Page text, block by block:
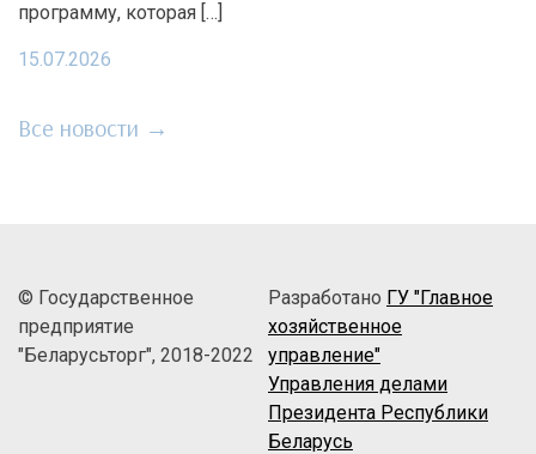
программу, которая […]
15.07.2026
Все новости →
© Государственное
предприятие
"Беларусьторг", 2018-2022
Разработано ГУ "Главное
хозяйственное
управление"
Управления делами
Президента Республики
Беларусь